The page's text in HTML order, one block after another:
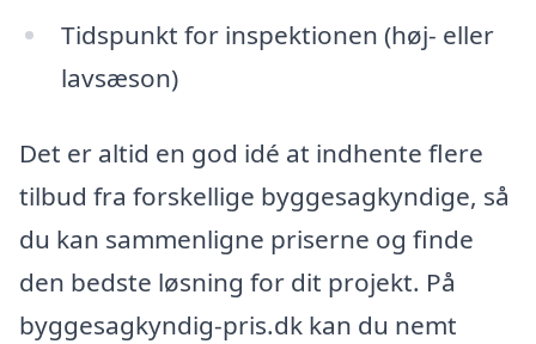
Tidspunkt for inspektionen (høj- eller
lavsæson)
Det er altid en god idé at indhente flere
tilbud fra forskellige byggesagkyndige, så
du kan sammenligne priserne og finde
den bedste løsning for dit projekt. På
byggesagkyndig-pris.dk kan du nemt